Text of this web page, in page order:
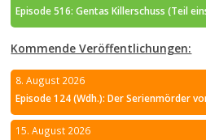
Episode 516: Gentas Killerschuss (Teil
Kommende Veröffentlichungen:
8. August 2026
Episode 124 (Wdh.): Der Serienmörder
15. August 2026